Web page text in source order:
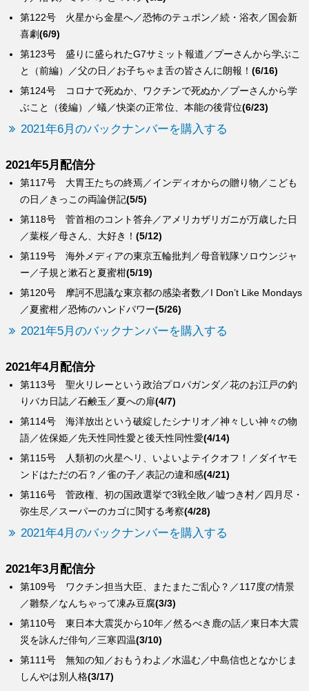
第124号 コロナで死ぬか、ワクチンで死ぬか／プーさんから学
ぶこと（後編）／蟻／快楽の正常位、本能の後背位(6/23)
第123号 盛りに盛られたG7サミット報道／プーさんから学ぶこ
と（前編）／父の日／お子ちゃま舌の皆さんに朗報！(6/16)
第122号 火星から金星へ／恐怖のテュポン／続・浴衣／国会新
喜劇(6/9)
2021年6月のバックナンバーを購入する
2021年5月配信分
第120号 摩訶不思議な東京都の感染者数／I Don’t Like Mondays
／夏蜜柑／恐怖のハンドパワー(5/26)
第119号 海外メディアの東京五輪批判／母音戦隊ソロウンジャ
ー／子規と漱石と夏蜜柑(5/19)
第118号 菅首相のコント答弁／アメリカザリガニが万歳した日
／葉桜／母さん、大好き！(5/12)
第117号 大胃王たちの終焉／インディオからの贈り物／こども
の日／きっこの両論併記(5/5)
2021年5月のバックナンバーを購入する
2021年4月配信分
第116号 菅政権、初の国政選挙で3戦全敗／嘘つき村／四月尽・
弥生尽／スーパーのカゴに関する考察(4/28)
第115号 人類初の火星ヘリ、いよいよテイクオフ！／ダイヤモ
ンドはただの石？／雀の子／表記の違和感(4/21)
第114号 海洋放出という破綻したシナリオ／神々しい神々の物
語／佐保姫／先天性同性愛と後天性同性愛(4/14)
第113号 聖火リレーという政治プロパガンダ／花のお江戸の釣
りバカ日誌／石鹸玉／夏への扉(4/7)
2021年4月のバックナンバーを購入する
2021年3月配信分
第111号 無知の知／おもうわよ／水温む／中島信也となかじま
しんやは別人格(3/17)
第110号 東日本大震災から10年／然るべき鹿の話／東日本大震
災を詠んだ俳句／三寒四温(3/10)
第109号 ワクチン担当大臣、またまたご乱心？／117度の情景
／雛祭／なんちゃって凍み豆腐(3/3)